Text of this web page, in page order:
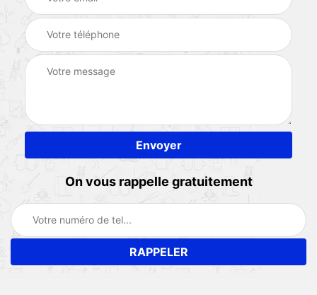
On vous rappelle gratuitement